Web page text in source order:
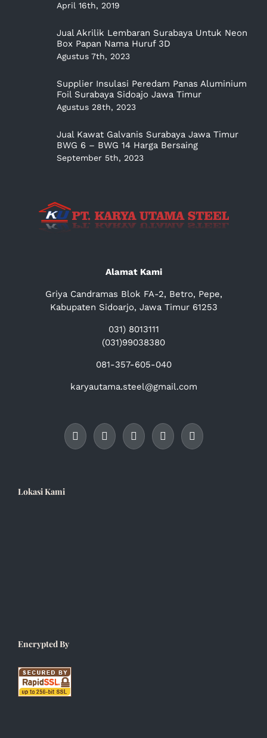
April 16th, 2019
Jual Akrilik Lembaran Surabaya Untuk Neon
Box Papan Nama Huruf 3D
Agustus 7th, 2023
Supplier Insulasi Peredam Panas Aluminium
Foil Surabaya Sidoajo Jawa Timur
Agustus 28th, 2023
Jual Kawat Galvanis Surabaya Jawa Timur
BWG 6 – BWG 14 Harga Bersaing
September 5th, 2023
Alamat Kami
Griya Candramas Blok FA-2, Betro, Pepe,
Kabupaten Sidoarjo, Jawa Timur 61253
031) 8013111
(031)99038380
081-357-605-040
karyautama.steel@gmail.com
Lokasi Kami
Encrypted By